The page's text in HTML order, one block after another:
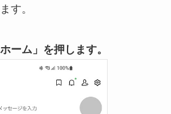
す。
ーム」を押します。